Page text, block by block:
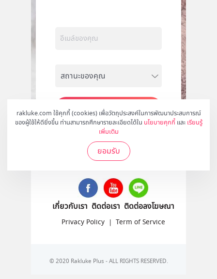
rakluke.com ใช้คุกกี้ (cookies) เพื่อวัตถุประสงค์ในการพัฒนาประสบการณ์
ของผู้ใช้ให้ดียิ่งขึ้น ท่านสามารถศึกษารายละเอียดได้ใน นโยบายคุกกี้ และ เรียนรู้
เพิ่มเติม
ยอมรับ
สมัคร
ติดตามเราได้ที่
เกี่ยวกับเรา ติดต่อเรา ติดต่อลงโฆษณา
Privacy Policy | Term of Service
© 2020 Rakluke Plus - ALL RIGHTS RESERVED.